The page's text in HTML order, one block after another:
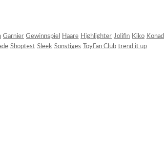
Garnier Gewinnspiel Haare Highlighter Jolifin Kiko Konad
Shoptest Sleek Sonstiges ToyFan Club trend it up